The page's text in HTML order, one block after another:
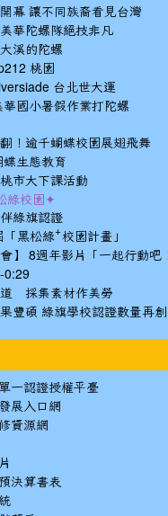
幕 讓不同族裔看見台灣
華陀螺隊絕技非凡
溪的陀螺
桃園
台北世大運
國小暑假作業打陀螺
！逾千蝴蝶校園展翅飛舞
生態教育
市大下課活動
綠校園✦
綠旗認證
黑松綠⁺校園計畫」
】 8週年影片「一起行動吧
0:29
採集素材作美勞
豐碩 綠旗學校認證數量再
一認證授權平臺
展入口網
資源網
決算書表